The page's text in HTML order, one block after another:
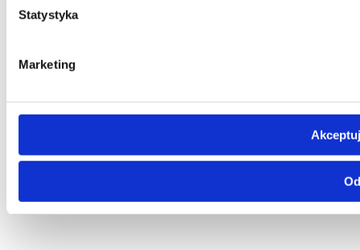
Statystyka
Marketing